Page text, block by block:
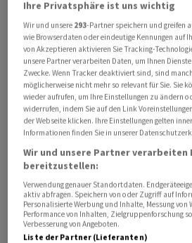
Mit über 1,3 Millionen Fahrgästen
Fahrgastfrequenzen seit 2009
dem Vor-Corona-Jahr 2019
Steigerung von rund 20 Prozent,
festhält. Zudem werde BLS
"mit einem sehr guten Ergebnis
Merlach habe das Unternehmen
zukunftsfähiges, nachhaltiges
würdigte
Merlachs Engagement. "Ich bin
diesem Fundament die
Schifffahrt auf dem Thuner und
vorantreiben können", wird Hofer
Ihre Privatsphäre ist uns wichtig
Wir und unsere 293-Partner speichern und greifen
wie Browserdaten oder eindeutige Kennungen auf
von Akzeptieren aktivieren Sie Tracking-
unsere Partner verarbeiten Daten, um Ihnen
Zwecke. Wenn Tracker deaktiviert sind, sind
möglicherweise nicht mehr so relevant für Sie. Sie
wieder aufrufen, um Ihre Einstellungen zu ändern
widerrufen, indem Sie auf den Link
der Webseite klicken. Ihre Einstellungen gelten
Informationen finden Sie in unserer
Wir und unsere Partner verarbeiten
bereitzustellen:
Verwendung genauer Standortdaten.
aktiv abfragen. Speichern von oder Zugriff auf
Personalisierte Werbung und Inhalte, Messung von
Performance von Inhalten, Zielgruppenforschung
Verbesserung von Angeboten.
Liste der Partner (Lieferanten)